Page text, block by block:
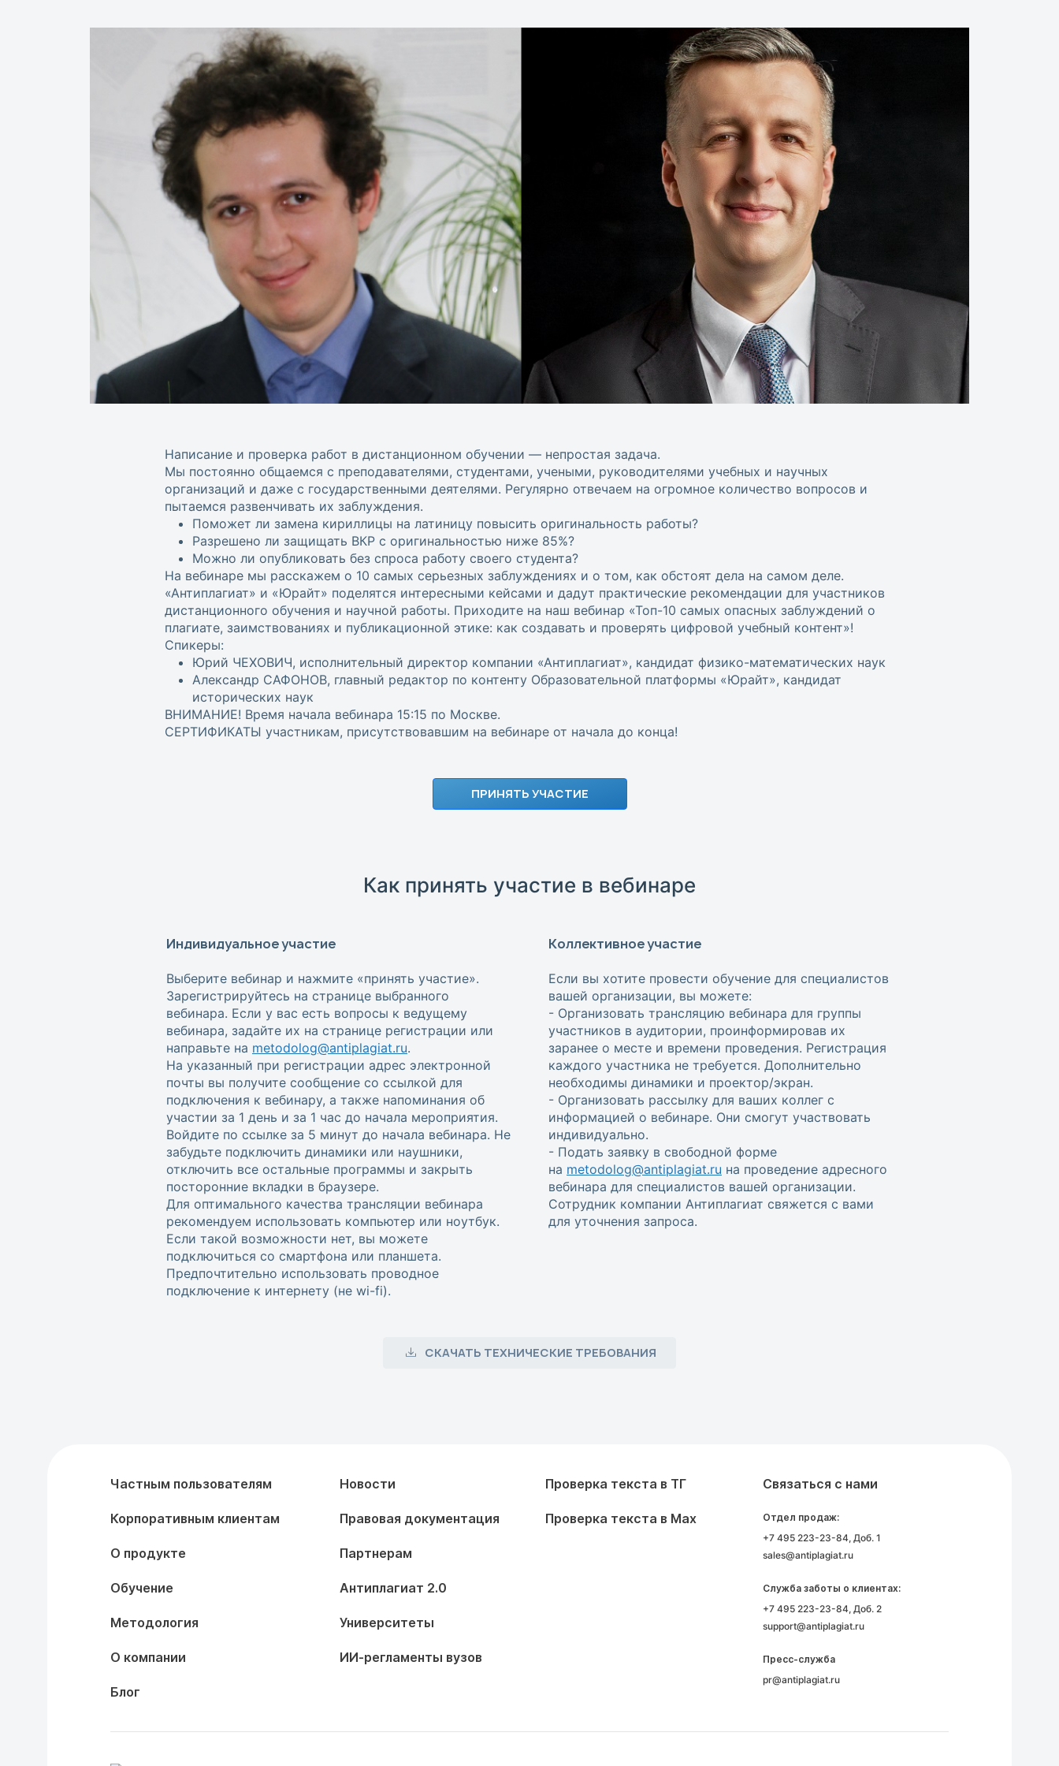
Написание и проверка работ в дистанционном обучении — непростая задача.
Мы постоянно общаемся с преподавателями, студентами, учеными, руководителями учебных и научных
организаций и даже с государственными деятелями. Регулярно отвечаем на огромное количество вопросов и
пытаемся развенчивать их заблуждения.
Поможет ли замена кириллицы на латиницу повысить оригинальность работы?
Разрешено ли защищать ВКР с оригинальностью ниже 85%?
Можно ли опубликовать без спроса работу своего студента?
На вебинаре мы расскажем о 10 самых серьезных заблуждениях и о том, как обстоят дела на самом деле.
«Антиплагиат» и «Юрайт» поделятся интересными кейсами и дадут практические рекомендации для участников
дистанционного обучения и научной работы. Приходите на наш вебинар «Топ-10 самых опасных заблуждений о
плагиате, заимствованиях и публикационной этике: как создавать и проверять цифровой учебный контент»!
Спикеры:
Юрий ЧЕХОВИЧ, исполнительный директор компании «Антиплагиат», кандидат физико-математических наук
Александр САФОНОВ, главный редактор по контенту Образовательной платформы «Юрайт», кандидат
исторических наук
ВНИМАНИЕ! Время начала вебинара 15:15 по Москве.
СЕРТИФИКАТЫ участникам, присутствовавшим на вебинаре от начала до конца!
ПРИНЯТЬ УЧАСТИЕ
Как принять участие в вебинаре
Индивидуальное участие
Выберите вебинар и нажмите «принять участие».
Зарегистрируйтесь на странице выбранного
вебинара. Если у вас есть вопросы к ведущему
вебинара, задайте их на странице регистрации или
направьте на metodolog@antiplagiat.ru.
На указанный при регистрации адрес электронной
почты вы получите сообщение со ссылкой для
подключения к вебинару, а также напоминания об
участии за 1 день и за 1 час до начала мероприятия.
Войдите по ссылке за 5 минут до начала вебинара. Не
забудьте подключить динамики или наушники,
отключить все остальные программы и закрыть
посторонние вкладки в браузере.
Для оптимального качества трансляции вебинара
рекомендуем использовать компьютер или ноутбук.
Если такой возможности нет, вы можете
подключиться со смартфона или планшета.
Предпочтительно использовать проводное
подключение к интернету (не wi-fi).
Коллективное участие
Если вы хотите провести обучение для специалистов
вашей организации, вы можете:
- Организовать трансляцию вебинара для группы
участников в аудитории, проинформировав их
заранее о месте и времени проведения. Регистрация
каждого участника не требуется. Дополнительно
необходимы динамики и проектор/экран.
- Организовать рассылку для ваших коллег с
информацией о вебинаре. Они смогут участвовать
индивидуально.
- Подать заявку в свободной форме
на metodolog@antiplagiat.ru на проведение адресного
вебинара для специалистов вашей организации.
Сотрудник компании Антиплагиат свяжется с вами
для уточнения запроса.
СКАЧАТЬ ТЕХНИЧЕСКИЕ ТРЕБОВАНИЯ
Частным пользователям
Корпоративным клиентам
О продукте
Обучение
Методология
О компании
Блог
Новости
Правовая документация
Партнерам
Антиплагиат 2.0
Университеты
ИИ-регламенты вузов
Проверка текста в ТГ
Проверка текста в Max
Связаться с нами
Отдел продаж:
+7 495 223-23-84, Доб. 1
sales@antiplagiat.ru
Служба заботы о клиентах:
+7 495 223-23-84, Доб. 2
support@antiplagiat.ru
Пресс-служба
pr@antiplagiat.ru